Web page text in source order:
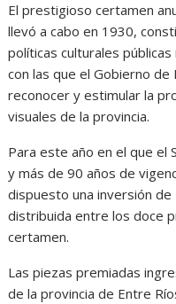
El prestigioso certamen
llevó a cabo en 1930,
políticas culturales
con las que el Gobierno
reconocer y estimular la
visuales de la provincia.
Para este año en el que el
y más de 90 años de
dispuesto una inversión
distribuida entre los doce
certamen.
Las piezas premiadas
de la provincia de Entre